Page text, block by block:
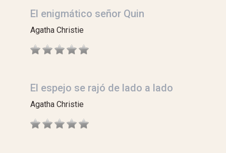
El enigmático señor Quin
Agatha Christie
El espejo se rajó de lado a lado
Agatha Christie